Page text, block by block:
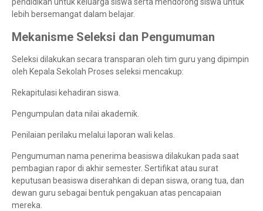
pendidikan untuk keluarga siswa serta mendorong siswa untuk
lebih bersemangat dalam belajar.
Mekanisme Seleksi dan Pengumuman
Seleksi dilakukan secara transparan oleh tim guru yang dipimpin
oleh Kepala Sekolah Proses seleksi mencakup:
Rekapitulasi kehadiran siswa.
Pengumpulan data nilai akademik.
Penilaian perilaku melalui laporan wali kelas.
Pengumuman nama penerima beasiswa dilakukan pada saat
pembagian rapor di akhir semester. Sertifikat atau surat
keputusan beasiswa diserahkan di depan siswa, orang tua, dan
dewan guru sebagai bentuk pengakuan atas pencapaian
mereka.